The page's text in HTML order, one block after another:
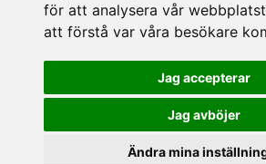
för att analysera vår
att förstå var våra besökare
Jag accepterar
Jag avböjer
Ändra mina